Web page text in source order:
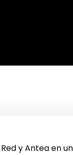
y Antea en un